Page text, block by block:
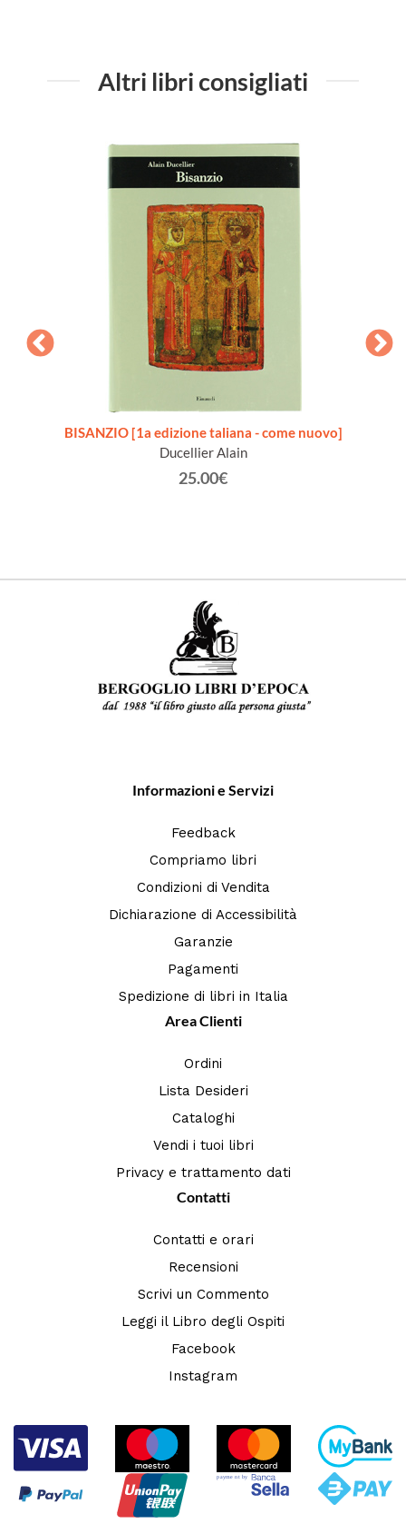
Altri libri consigliati
BISANZIO [1a edizione taliana - come nuovo]
Ducellier Alain
25.00€
Informazioni e Servizi
Feedback
Compriamo libri
Condizioni di Vendita
Dichiarazione di Accessibilità
Garanzie
Pagamenti
Spedizione di libri in Italia
Area Clienti
Ordini
Lista Desideri
Cataloghi
Vendi i tuoi libri
Privacy e trattamento dati
Contatti
Contatti e orari
Recensioni
Scrivi un Commento
Leggi il Libro degli Ospiti
Facebook
Instagram